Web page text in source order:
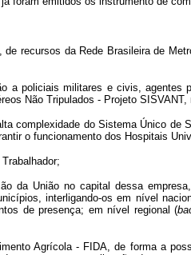
recursos da Rede Brasileira de
a policiais militares e civis, agentes
Não Tripulados - Projeto SISVANT,
complexidade do Sistema Único de
o funcionamento dos Hospitais
da União no capital dessa
interligando-os em nível
de presença; em nível regional (
Agrícola - FIDA, de forma a